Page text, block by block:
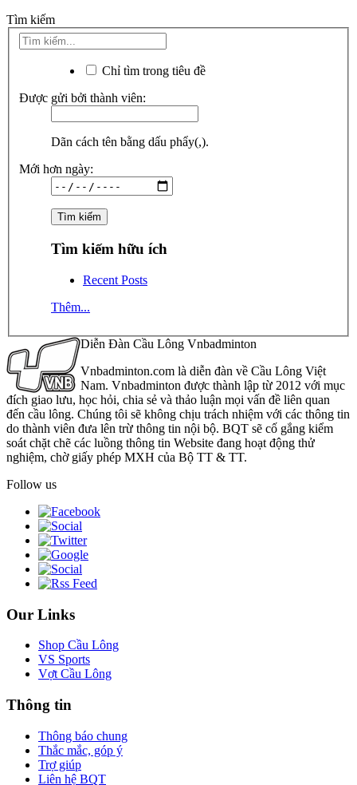
Tìm kiếm
Chỉ tìm trong tiêu đề
Được gửi bởi thành viên:
Dãn cách tên bằng dấu phẩy(,).
Mới hơn ngày:
Tìm kiếm hữu ích
Recent Posts
Thêm...
Diễn Đàn Cầu Lông Vnbadminton
Vnbadminton.com là diễn đàn về Cầu Lông Việt
Nam. Vnbadminton được thành lập từ 2012 với mục
đích giao lưu, học hỏi, chia sẻ và thảo luận mọi vấn đề liên quan
đến cầu lông. Chúng tôi sẽ không chịu trách nhiệm với các thông tin
do thành viên đưa lên trừ thông tin nội bộ. BQT sẽ cố gắng kiểm
soát chặt chẽ các luồng thông tin Website đang hoạt động thử
nghiệm, chờ giấy phép MXH của Bộ TT & TT.
Follow us
Our Links
Shop Cầu Lông
VS Sports
Vợt Cầu Lông
Thông tin
Thông báo chung
Thắc mắc, góp ý
Trợ giúp
Liên hệ BQT